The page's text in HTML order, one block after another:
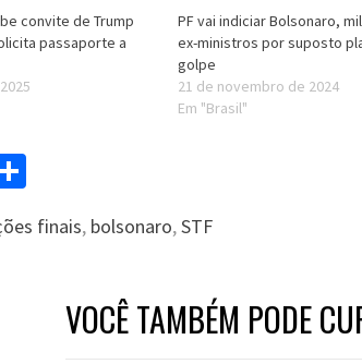
convite de Trump
passaporte a
PF vai indiciar Bolsonaro,
ex-ministros por suposto
golpe
21 de novembro de 2024
Em "Brasil"
finais, bolsonaro,STF
VOCÊ TAMBÉM PODE